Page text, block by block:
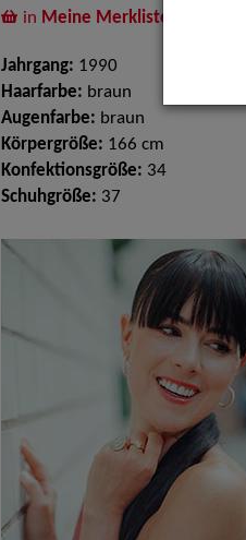
in Meine Merkliste
Jahrgang: 1990
Haarfarbe: braun
Augenfarbe: braun
Körpergröße: 166 cm
Konfektionsgröße: 34
Schuhgröße: 37